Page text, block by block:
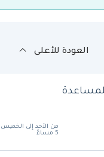
العودة للأعلى
5 مساءً